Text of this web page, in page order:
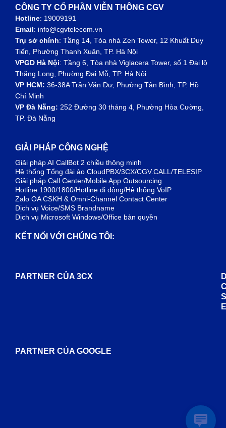
CÔNG TY CỔ PHẦN VIỄN THÔNG CGV
Hotline: 19009191
Email: info@cgvtelecom.vn
Trụ sở chính: Tầng 14, Tòa nhà Zen Tower, 12 Khuất Duy
Tiến, Phường Thanh Xuân, TP. Hà Nội
VPGD Hà Nội: Tầng 6, Tòa nhà Viglacera Tower, số 1 Đại lộ
Thăng Long, Phường Đại Mỗ, TP. Hà Nội
VP HCM: 36-38A Trần Văn Dư, Phường Tân Bình, TP. Hồ
Chí Minh
VP Đà Nẵng: 252 Đường 30 tháng 4, Phường Hòa Cường,
TP. Đà Nẵng
GIẢI PHÁP CÔNG NGHỆ
Giải pháp AI CallBot 2 chiều thông minh
Hệ thống Tổng đài ảo CloudPBX/3CX/CGV.CALL/TELESIP
Giải pháp Call Center/Mobile App Outsourcing
Hotline 1900/1800/Hotline di động/Hệ thống VoIP
Zalo OA CSKH & Omni-Channel Contact Center
Dịch vụ Voice/SMS Brandname
Dịch vụ Microsoft Windows/Office bản quyền
KẾT NỐI VỚI CHÚNG TÔI:
PARTNER CỦA 3CX
PARTNER CỦA GOOGLE